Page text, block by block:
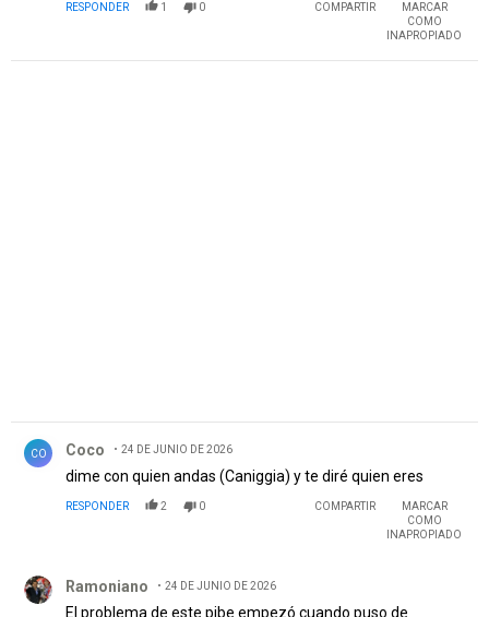
RESPONDER 1 0 COMPARTIR
MARCAR
COMO
INAPROPIADO
CO Coco 24 DE JUNIO DE 2026
dime con quien andas (Caniggia) y te diré quien eres
RESPONDER 2 0 COMPARTIR
MARCAR
COMO
INAPROPIADO
Ramoniano 24 DE JUNIO DE 2026
El problema de este pibe empezó cuando puso de